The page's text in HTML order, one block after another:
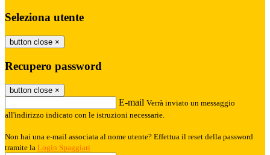
Seleziona utente
button close ×
Recupero password
button close ×
E-mail Verrà inviato un messaggio
all'indirizzo indicato con le istruzioni necessarie.
Non hai una e-mail associata al nome utente? Effettua il reset della password
tramite la Login Spaggiari